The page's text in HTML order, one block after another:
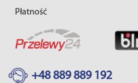
Płatność
+48 889 889 192